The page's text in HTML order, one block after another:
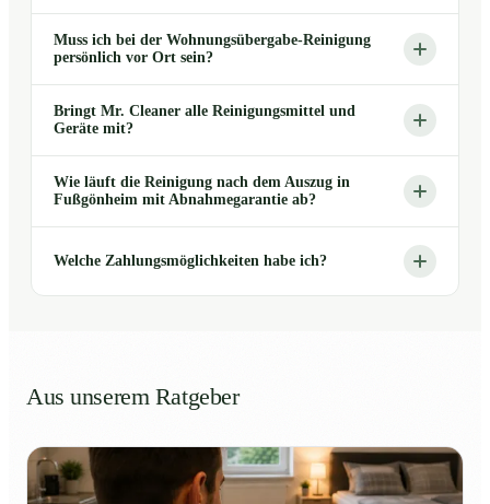
Muss ich bei der Wohnungsübergabe-Reinigung
persönlich vor Ort sein?
Bringt Mr. Cleaner alle Reinigungsmittel und
Geräte mit?
Wie läuft die Reinigung nach dem Auszug in
Fußgönheim mit Abnahmegarantie ab?
Welche Zahlungsmöglichkeiten habe ich?
Aus unserem Ratgeber